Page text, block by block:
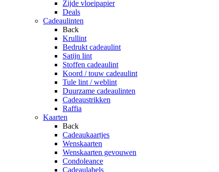
Zijde vloeipapier
Deals
Cadeaulinten
Back
Krullint
Bedrukt cadeaulint
Satijn lint
Stoffen cadeaulint
Koord / touw cadeaulint
Tule lint / weblint
Duurzame cadeaulinten
Cadeaustrikken
Raffia
Kaarten
Back
Cadeaukaartjes
Wenskaarten
Wenskaarten gevouwen
Condoleance
Cadeaulabels